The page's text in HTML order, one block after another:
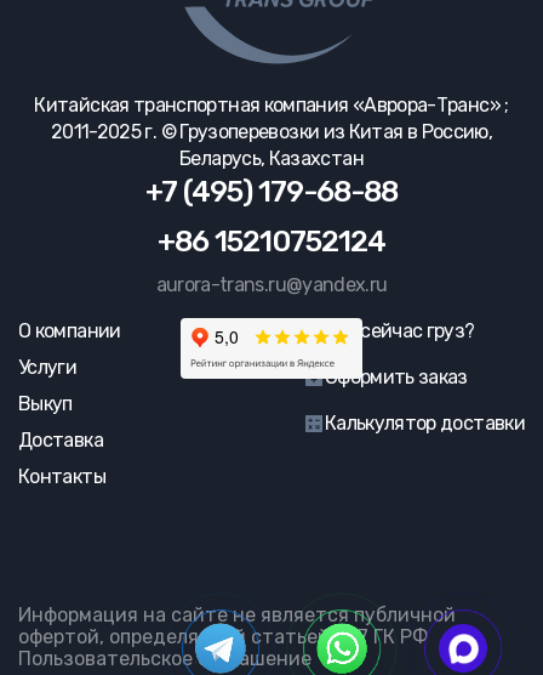
Китайская транспортная компания «Аврора-Транс» ;
2011-2025 г. © Грузоперевозки из Китая в Россию,
Беларусь, Казахстан
+7 (495) 179-68-88
+86 15210752124
aurora-trans.ru@yandex.ru
О компании
Услуги
Выкуп
Доставка
Контакты
Где сейчас груз?
Оформить заказ
Калькулятор доставки
Информация на сайте не является публичной
офертой, определяемой статьей 437 ГК РФ
Пользовательское соглашение